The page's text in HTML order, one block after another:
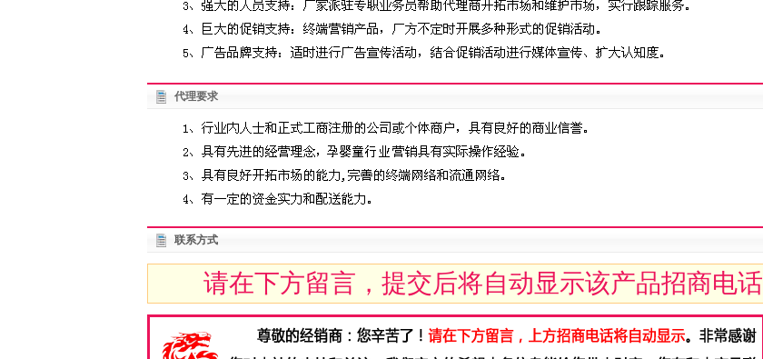
代理要求
联系方式
请在下方留言，提交后将自动显示该产品招商电话